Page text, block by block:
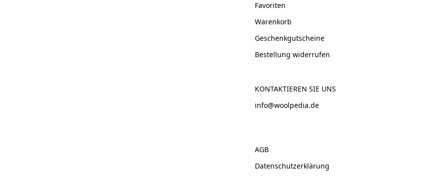
Favoriten
Warenkorb
Geschenkgutscheine
Bestellung widerrufen
KONTAKTIEREN SIE UNS
info@woolpedia.de
AGB
Datenschutzerklärung